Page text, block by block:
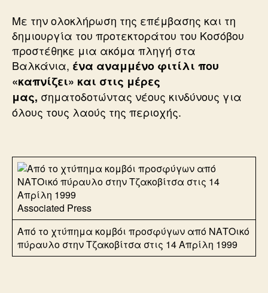
Με την ολοκλήρωση της επέμβασης και τη
δημιουργία του προτεκτοράτου του Κοσόβου
προστέθηκε μια ακόμα πληγή στα
Βαλκάνια, ένα αναμμένο φιτίλι που
«καπνίζει» και στις μέρες
μας, σηματοδοτώντας νέους κινδύνους για
όλους τους λαούς της περιοχής.
Associated Press
Από το χτύπημα κομβόι προσφύγων από ΝΑΤΟικό
πύραυλο στην Τζακοβίτσα στις 14 Απρίλη 1999